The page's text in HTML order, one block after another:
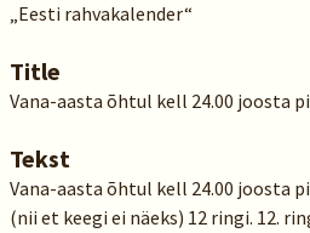
„Eesti rahvakalender“
Title
Vana-aasta õhtul kell 24.00 joosta
Tekst
Vana-aasta õhtul kell 24.00 joosta
(nii et keegi ei näeks) 12 ringi. 12.